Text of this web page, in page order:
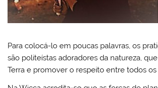
Para colocá-lo em poucas palavras, os
são politeístas adoradores da natureza,
Terra e promover o respeito entre todos